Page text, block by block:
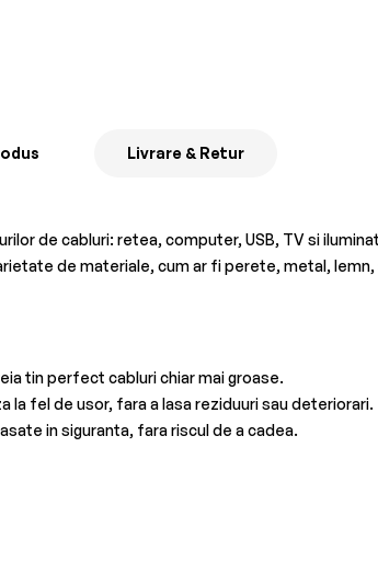
Livrare & Retur
de cabluri: retea, computer, USB, TV si
de materiale, cum ar fi perete, metal,
tin perfect cabluri chiar mai groase.
la fel de usor, fara a lasa reziduuri sau deteriorari.
in siguranta, fara riscul de a cadea.